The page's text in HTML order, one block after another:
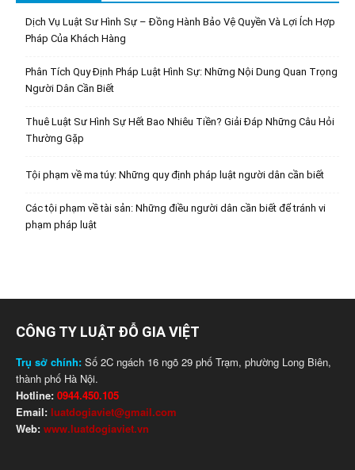
Dịch Vụ Luật Sư Hình Sự – Đồng Hành Bảo Vệ Quyền Và Lợi Ích Hợp
Pháp Của Khách Hàng
Phân Tích Quy Định Pháp Luật Hình Sự: Những Nội Dung Quan Trọng
Người Dân Cần Biết
Thuê Luật Sư Hình Sự Hết Bao Nhiêu Tiền? Giải Đáp Những Câu Hỏi
Thường Gặp
Tội phạm về ma túy: Những quy định pháp luật người dân cần biết
Các tội phạm về tài sản: Những điều người dân cần biết để tránh vi
phạm pháp luật
CÔNG TY LUẬT ĐỖ GIA VIỆT
Trụ sở chính: Số 2C ngách 16 ngõ 29 phố Trạm, phường Long Biên,
thành phố Hà Nội.
Hotline: 0944.450.105
Email: luatdogiaviet@gmail.com
Web: www.luatdogiaviet.vn